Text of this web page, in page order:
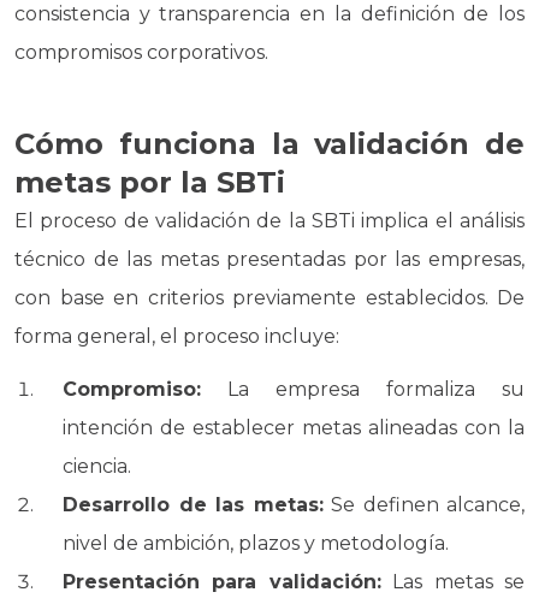
consistencia y transparencia en la definición de los
compromisos corporativos.
Cómo funciona la validación de
metas por la SBTi
El proceso de validación de la SBTi implica el análisis
técnico de las metas presentadas por las empresas,
con base en criterios previamente establecidos. De
forma general, el proceso incluye:
Compromiso: La empresa formaliza su
intención de establecer metas alineadas con la
ciencia.
Desarrollo de las metas:Se definen alcance,
nivel de ambición, plazos y metodología.
Presentación para validación:Las metas se